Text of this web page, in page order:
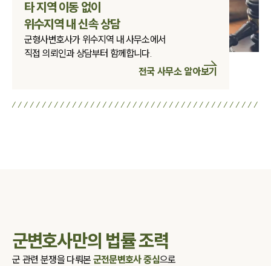
타 지역 이동 없이
위수지역 내 신속 상담
군형사변호사가 위수지역 내 사무소에서
직접 의뢰인과 상담부터 함께합니다.
전국 사무소 알아보기
군변호사만의 법률 조력
군 관련 분쟁을 다뤄본 군전문변호사 중심으로